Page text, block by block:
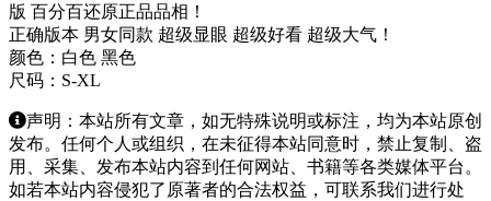
版 百分百还原正品品相！
正确版本 男女同款 超级显眼 超级好看 超级大气！
颜色：白色 黑色
尺码：S-XL
声明：本站所有文章，如无特殊说明或标注，均为本站原创
发布。任何个人或组织，在未征得本站同意时，禁止复制、盗
用、采集、发布本站内容到任何网站、书籍等各类媒体平台。
如若本站内容侵犯了原著者的合法权益，可联系我们进行处